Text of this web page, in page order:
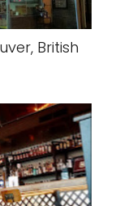
British